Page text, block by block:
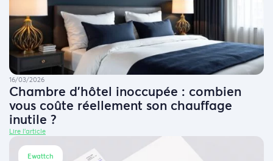
16/03/2026
Chambre d’hôtel inoccupée : combien
vous coûte réellement son chauffage
inutile ?
Lire l'article
Ewattch